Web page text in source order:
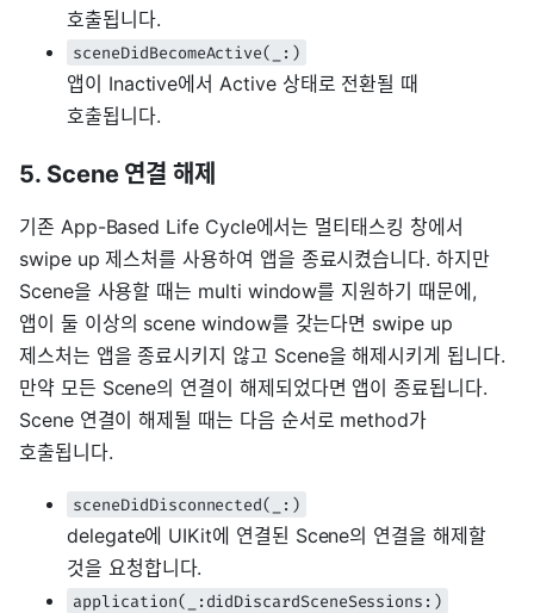
호출됩니다.
sceneDidBecomeActive(_:)
앱이 Inactive에서 Active 상태로 전환될 때
호출됩니다.
5. Scene 연결 해제
기존 App-Based Life Cycle에서는 멀티태스킹 창에서
swipe up 제스처를 사용하여 앱을 종료시켰습니다. 하지만
Scene을 사용할 때는 multi window를 지원하기 때문에,
앱이 둘 이상의 scene window를 갖는다면 swipe up
제스처는 앱을 종료시키지 않고 Scene을 해제시키게 됩니다.
만약 모든 Scene의 연결이 해제되었다면 앱이 종료됩니다.
Scene 연결이 해제될 때는 다음 순서로 method가
호출됩니다.
sceneDidDisconnected(_:)
delegate에 UIKit에 연결된 Scene의 연결을 해제할
것을 요청합니다.
application(_:didDiscardSceneSessions:)